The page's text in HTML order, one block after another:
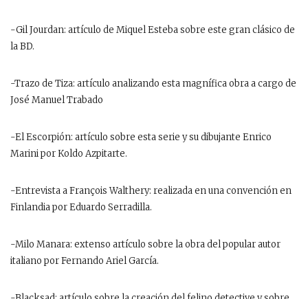
-Gil Jourdan: artículo de Miquel Esteba sobre este gran clásico de
la BD.
-Trazo de Tiza: artículo analizando esta magnífica obra a cargo de
José Manuel Trabado
-El Escorpión: artículo sobre esta serie y su dibujante Enrico
Marini por Koldo Azpitarte.
-Entrevista a François Walthery: realizada en una convención en
Finlandia por Eduardo Serradilla.
-Milo Manara: extenso artículo sobre la obra del popular autor
italiano por Fernando Ariel García.